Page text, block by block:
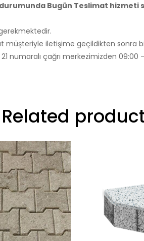
Bugün Teslimat hizmeti
iletişime geçildikten sonra
numaralı çağrı merkezimizden 09:00
Related